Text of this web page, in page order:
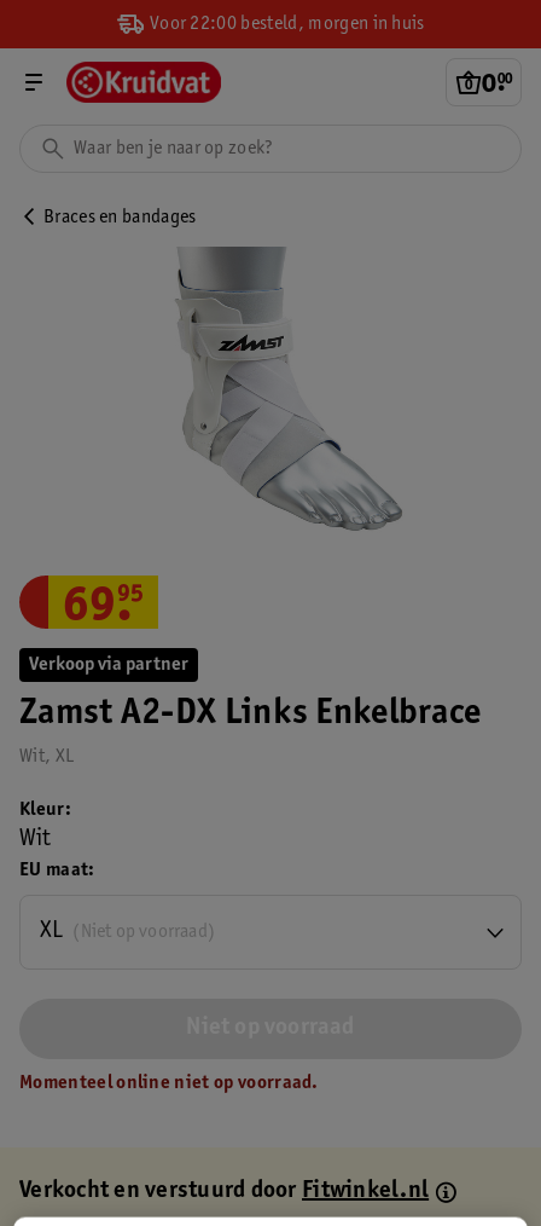
Voor 22:00 besteld, morgen in huis
0.
00
Braces en bandages
Verkoop via partner
Zamst A2-DX Links Enkelbrace
Wit, XL
69.
95
EU maat
(Niet op voorraad)
XL
Kleur
Wit
Momenteel online niet op voorraad.
Verkocht en verstuurd doorFitwinkel.nl